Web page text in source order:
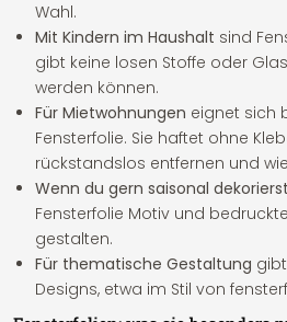
Wahl.
Mit Kindern im Haushalt sind
gibt keine losen Stoffe oder
werden können.
Für Mietwohnungen eignet sich
Fensterfolie. Sie haftet ohne
rückstandslos entfernen und
Wenn du gern saisonal dekorierst
Fensterfolie Motiv und
gestalten.
Für thematische Gestaltung
Designs, etwa im Stil von